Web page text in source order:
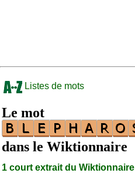
Listes de mots
Le mot
dans le Wiktionnaire
1 court extrait du Wiktionnaire